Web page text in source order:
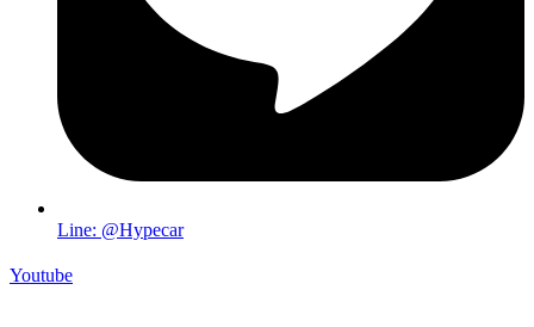
Line: @Hypecar
Youtube